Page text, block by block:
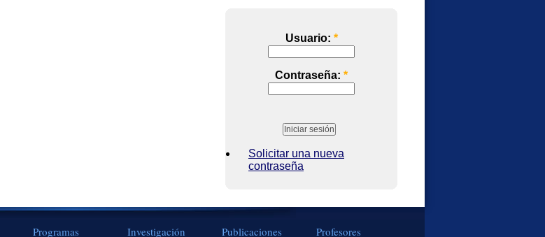
Usuario: *
Contraseña: *
Solicitar una nueva
contraseña
Programas Investigación Publicaciones Profesores